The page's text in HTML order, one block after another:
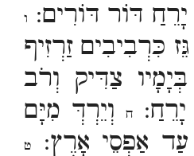
דּוֹר דּוֹרִים: ו
כִּרְבִיבִים זַרְזִיף
צַדִּיק וְרֹב
ח
וְיֵרְדְּ מִיָּם
אַפְסֵי אָרֶץ:
ט